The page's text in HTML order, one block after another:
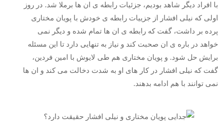
با افراد دیگر شاهد بودیم، جزئیات رابطه ی ان ها برملا شد. در روز
اولی که نیلی افشار از جزییات رابطه ی خودش با پویان مختاری
پرده بر داشت، گفت که رابطه ی ان ها تمام شده و دیگر نمی
خواهد در باره ی ان صحبت کند و نیاز به تنهایی دارد تا این مسئله
برایش حل شود. و پویان مختاری هم طی لایوش با امین فردین،
گفت که نیلی افشار در کار های او به شدت دخالت می کند و ان ها
نمی توانند با هم ادامه بدهند.